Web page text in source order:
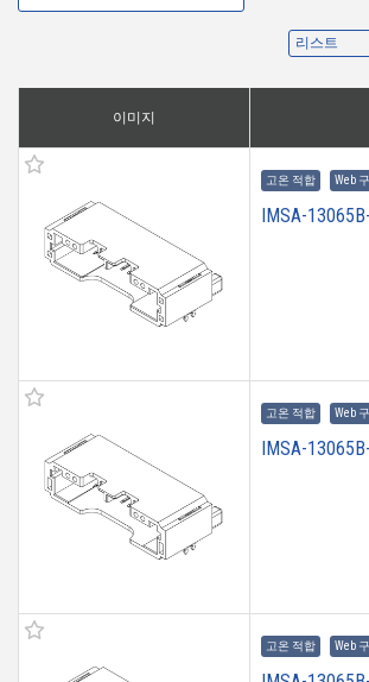
이미지
고온 적합 Web
IMSA-
고온 적합 Web
IMSA-
고온 적합 Web